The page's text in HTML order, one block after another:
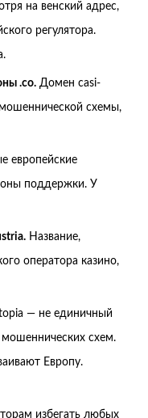
на венский адрес,
регулятора.
.co. Домен casi-
схемы,
европейские
поддержки. У
Название,
оператора казино,
— не единичный
схем.
Европу.
избегать любых